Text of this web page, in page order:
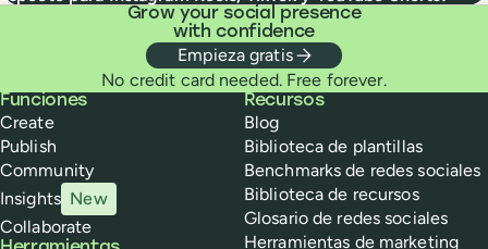
Grow your social presence
with confidence
Empieza gratis
No credit card needed. Free forever.
Buffer
Funciones
Create
Publish
Community
Insights New
Collaborate
Recursos
Blog
Biblioteca de plantillas
Benchmarks de redes sociales
Biblioteca de recursos
Glosario de redes sociales
Herramientas de marketing